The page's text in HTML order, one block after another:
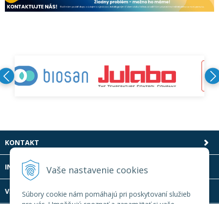
Vaše nastavenie cookies
Súbory cookie nám pomáhajú pri poskytovaní služieb
KONTAKT
INFOLINKA
VŠETKO O NÁKUPE